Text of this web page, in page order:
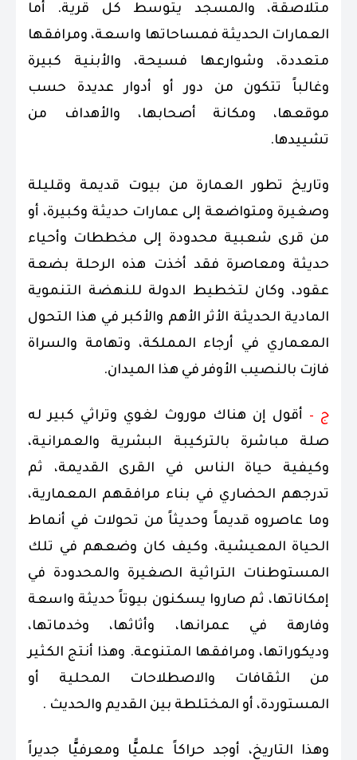
متلاصقة، والمسجد يتوسط كل قرية. أما
العمارات الحديثة فمساحاتها واسعة، ومرافقها
متعددة، وشوارعها فسيحة، والأبنية كبيرة
وغالباً تتكون من دور أو أدوار عديدة حسب
موقعها، ومكانة أصحابها، والأهداف من
تشييدها.
وتاريخ تطور العمارة من بيوت قديمة وقليلة
وصغيرة ومتواضعة إلى عمارات حديثة وكبيرة، أو
من قرى شعبية محدودة إلى مخططات وأحياء
حديثة ومعاصرة فقد أخذت هذه الرحلة بضعة
عقود، وكان لتخطيط الدولة للنهضة التنموية
المادية الحديثة الأثر الأهم والأكبر في هذا التحول
المعماري في أرجاء المملكة، وتهامة والسراة
فازت بالنصيب الأوفر في هذا الميدان.
ج – أقول إن هناك موروث لغوي وتراثي كبير له
صلة مباشرة بالتركيبة البشرية والعمرانية،
وكيفية حياة الناس في القرى القديمة، ثم
تدرجهم الحضاري في بناء مرافقهم المعمارية،
وما عاصروه قديماً وحديثاً من تحولات في أنماط
الحياة المعيشية، وكيف كان وضعهم في تلك
المستوطنات التراثية الصغيرة والمحدودة في
إمكاناتها، ثم صاروا يسكنون بيوتاً حديثة واسعة
وفارهة في عمرانها، وأثاثها، وخدماتها،
وديكوراتها، ومرافقها المتنوعة. وهذا أنتج الكثير
من الثقافات والاصطلاحات المحلية أو
المستوردة، أو المختلطة بين القديم والحديث .
وهذا التاريخ، أوجد حراكاً علميًّا ومعرفيًّا جديراً